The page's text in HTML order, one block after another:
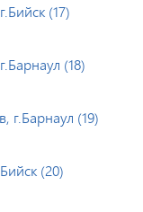
(17)
(18)
г.Барнаул (19)
(20)